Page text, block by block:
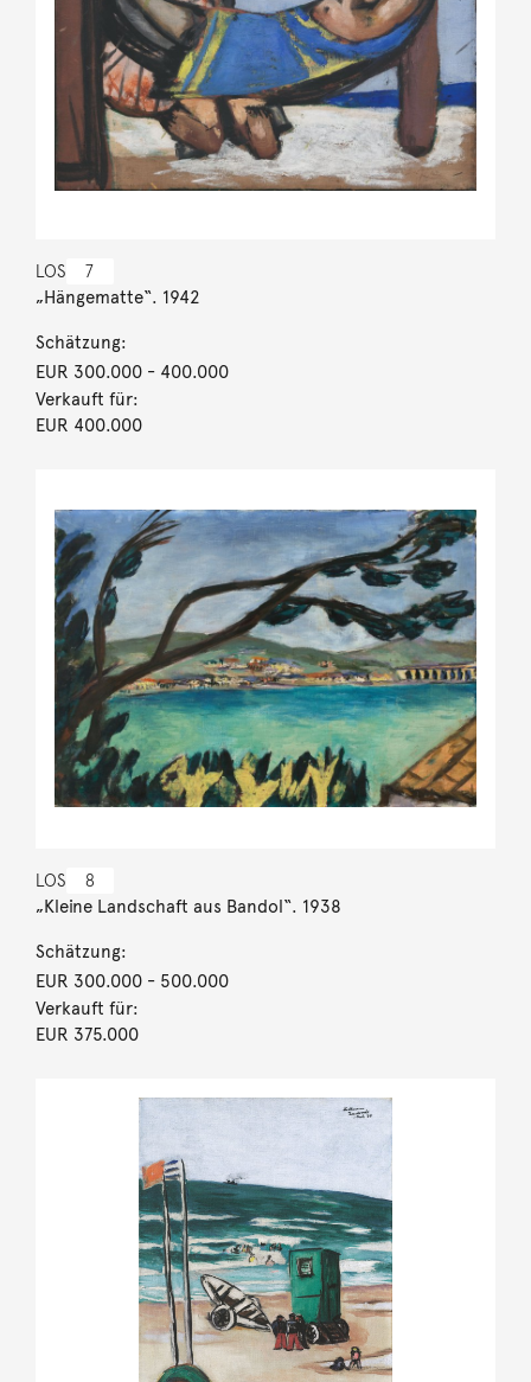
LOS 7
„Hängematte“. 1942
Schätzung:
EUR 300.000- 400.000
Verkauft für:
EUR 400.000
LOS 8
„Kleine Landschaft aus Bandol“. 1938
Schätzung:
EUR 300.000- 500.000
Verkauft für:
EUR 375.000